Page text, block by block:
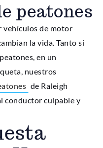
peatones
vehículos de motor
la vida. Tanto si
en un
nuestros
de Raleigh
conductor culpable y